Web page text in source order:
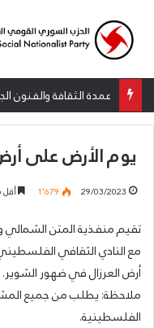
يوم الأرض على
29/03/2023 1٬679 أقل
تقيم منفذية المتن الشمالي
مع النادي الثقافي
أرض العرزال في ضهور الشوير.
ملاحظة: يطلب من جميع
الفلسطينية.